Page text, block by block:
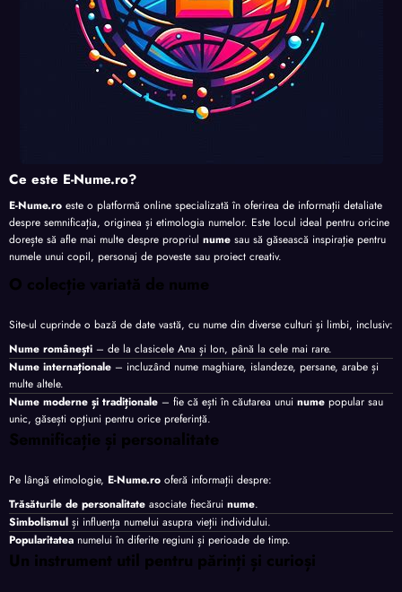
Ce este E-Nume.ro?
E-Nume.ro este o platformă online specializată în oferirea de informații detaliate
despre semnificația, originea și etimologia numelor. Este locul ideal pentru oricine
dorește să afle mai multe despre propriul nume sau să găsească inspirație pentru
numele unui copil, personaj de poveste sau proiect creativ.
O colecție variată de nume
Site-ul cuprinde o bază de date vastă, cu nume din diverse culturi și limbi, inclusiv:
Nume românești – de la clasicele Ana și Ion, până la cele mai rare.
Nume internaționale – incluzând nume maghiare, islandeze, persane, arabe și
multe altele.
Nume moderne și tradiționale – fie că ești în căutarea unui nume popular sau
unic, găsești opțiuni pentru orice preferință.
Semnificație și personalitate
Pe lângă etimologie, E-Nume.ro oferă informații despre:
Trăsăturile de personalitate asociate fiecărui nume.
Simbolismul și influența numelui asupra vieții individului.
Popularitatea numelui în diferite regiuni și perioade de timp.
Un instrument util pentru părinți și curioși